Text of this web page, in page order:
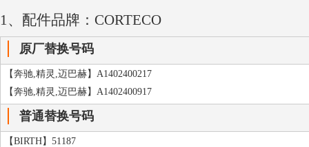
1、配件品牌：CORTECO
原厂替换号码
【奔驰,精灵,迈巴赫】A1402400217
【奔驰,精灵,迈巴赫】A1402400917
普通替换号码
【BIRTH】51187